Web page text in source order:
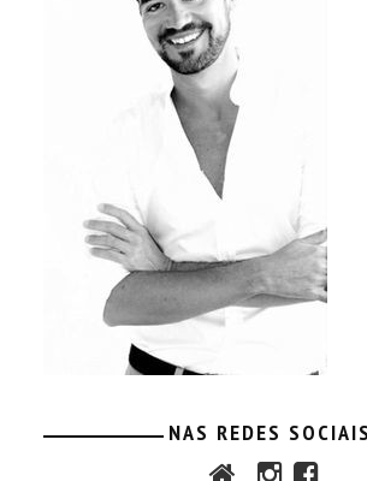
NAS REDES SOCIAIS